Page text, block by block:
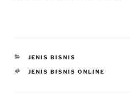
CATEGORIES
JENIS BISNIS
TAGS
JENIS BISNIS ONLINE